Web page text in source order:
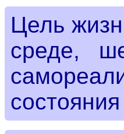
Цель
среде,
состояния